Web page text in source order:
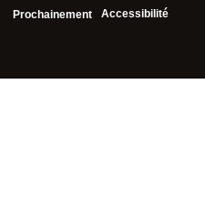
Accessibilité
Prochainement